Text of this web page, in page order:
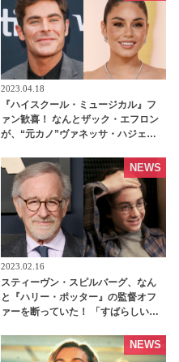
2023.04.18
『ハイスクール・ミュージカル』フ
ァン歓喜！ なんとザック・エフロン
が、“元カノ”ヴァネッサ・ハジェン
い何が・・？ - tvgroove
2023.02.16
スティーヴン・スピルバーグ、なん
と『ハリー・ポッター』の監督オフ
ァーを断っていた！ 「すばらしいシ
よりもスピルバーグが優先させたこ
ととは - tvgroove
NEWS
NEWS